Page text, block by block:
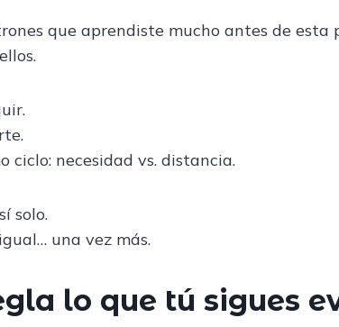
que aprendiste mucho antes de esta
ciclo: necesidad vs. distancia.
solo.
una vez más.
lo que tú sigues